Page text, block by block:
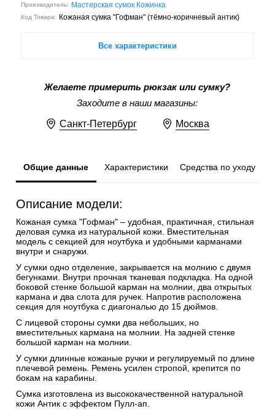
Производитель: Мастерская сумок Кожинка
Код Товара: Кожаная сумка "Гофман" (тёмно-коричневый антик)
Все характеристики
Желаете примерить рюкзак или сумку?
Заходите в наши магазины:
Санкт-Петербург Москва
Общие данные Характеристики Средства по уходу
Описание модели:
Кожаная сумка "Гофман" – удобная, практичная, стильная
деловая сумка из натуральной кожи. Вместительная
модель с секцией для ноутбука и удобными карманами
внутри и снаружи.
У сумки одно отделение, закрывается на молнию с двумя
бегунками. Внутри прочная тканевая подкладка. На одной
боковой стенке большой карман на молнии, два открытых
кармана и два слота для ручек. Напротив расположена
секция для ноутбука с диагональю до 15 дюймов.
С лицевой стороны сумки два небольших, но
вместительных кармана на молнии. На задней стенке
большой карман на молнии.
У сумки длинные кожаные ручки и регулируемый по длине
плечевой ремень. Ремень усилен стропой, крепится по
бокам на карабины.
Сумка изготовлена из высококачественной натуральной
кожи Антик c эффектом Пулл-ап.